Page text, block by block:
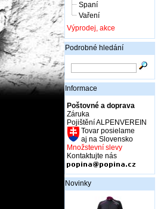
Spaní
Vaření
Výprodej, akce
Podrobné hledání
Informace
Poštovné a doprava
Záruka
Pojištění ALPENVEREIN
Tovar posielame
aj na Slovensko
Množstevní slevy
Kontaktujte nás
Novinky